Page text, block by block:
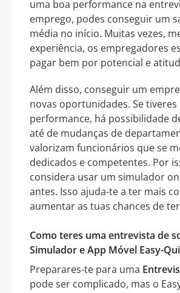
uma boa performance na
emprego, podes conseguir um
média no início. Muitas vezes,
experiência, os empregadores
pagar bem por potencial e
Além disso, conseguir um
novas oportunidades. Se tiveres
performance, há possibilidade
até de mudanças de
valorizam funcionários que se
dedicados e competentes. Por
considera usar um simulador
antes. Isso ajuda-te a ter mais
aumentar as tuas chances de
Como teres uma entrevista de
Simulador e App Móvel Easy-
Preparares-te para uma
pode ser complicado, mas o